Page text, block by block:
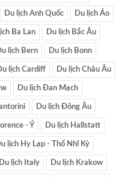
Du lịch Anh Quốc Du lịch Áo
Ba Lan Du lịch Bắc Âu
lịch Bern Du lịch Bonn
lịch Cardiff Du lịch Châu Âu
Du lịch Đan Mạch
Du lịch Đông Âu
- Ý Du lịch Hallstatt
lịch Hy Lạp - Thổ Nhĩ Kỳ
Du lịch Italy Du lịch Krakow